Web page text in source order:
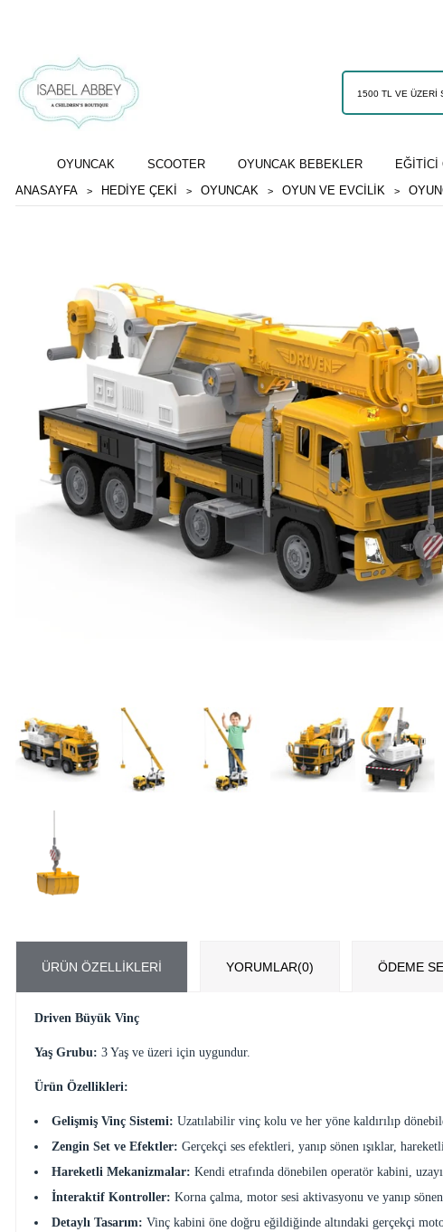
OYUNCAK SCOOTER OYUNCAK BEBEKLER EĞİTİCİ
ANASAYFA
HEDİYE ÇEKİ OYUNCAK OYUN VE EVCILIK
ÜRÜN ÖZELLIKLERI YORUMLAR(0) ÖDEME
Driven Büyük Vinç
Yaş Grubu: 3 Yaş ve üzeri için uygundur.
Ürün Özellikleri:
Gelişmiş Vinç Sistemi: Uzatılabilir vinç kolu ve her yöne kaldırılıp
Zengin Set ve Efektler: Gerçekçi ses efektleri, yanıp sönen ışıklar,
Hareketli Mekanizmalar: Kendi etrafında dönebilen operatör kabini,
İnteraktif Kontroller: Korna çalma, motor sesi aktivasyonu ve yanıp
Detaylı Tasarım: Vinç kabini öne doğru eğildiğinde altındaki gerçekçi